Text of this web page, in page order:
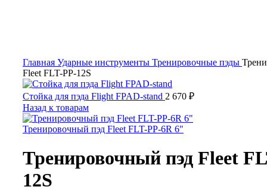
Главная Ударные инструменты Тренировочные пэды
Fleet FLT-PP-12S
Стойка для пэда Flight FPAD-stand 2 670 ₽
Назад к товарам
Тренировочный пэд Fleet FLT-PP-6R 6"
Тренировочный пэд Fleet
12S